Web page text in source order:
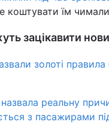
коштувати їм
зацікавити
золоті
реальну
з пасажирами